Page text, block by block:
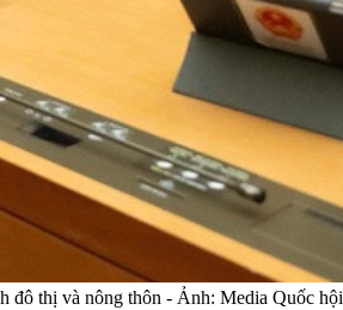
đô thị và nông thôn - Ảnh: Media Quốc hội